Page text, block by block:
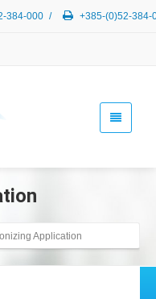
384-000 / +385-(0)52-
Application